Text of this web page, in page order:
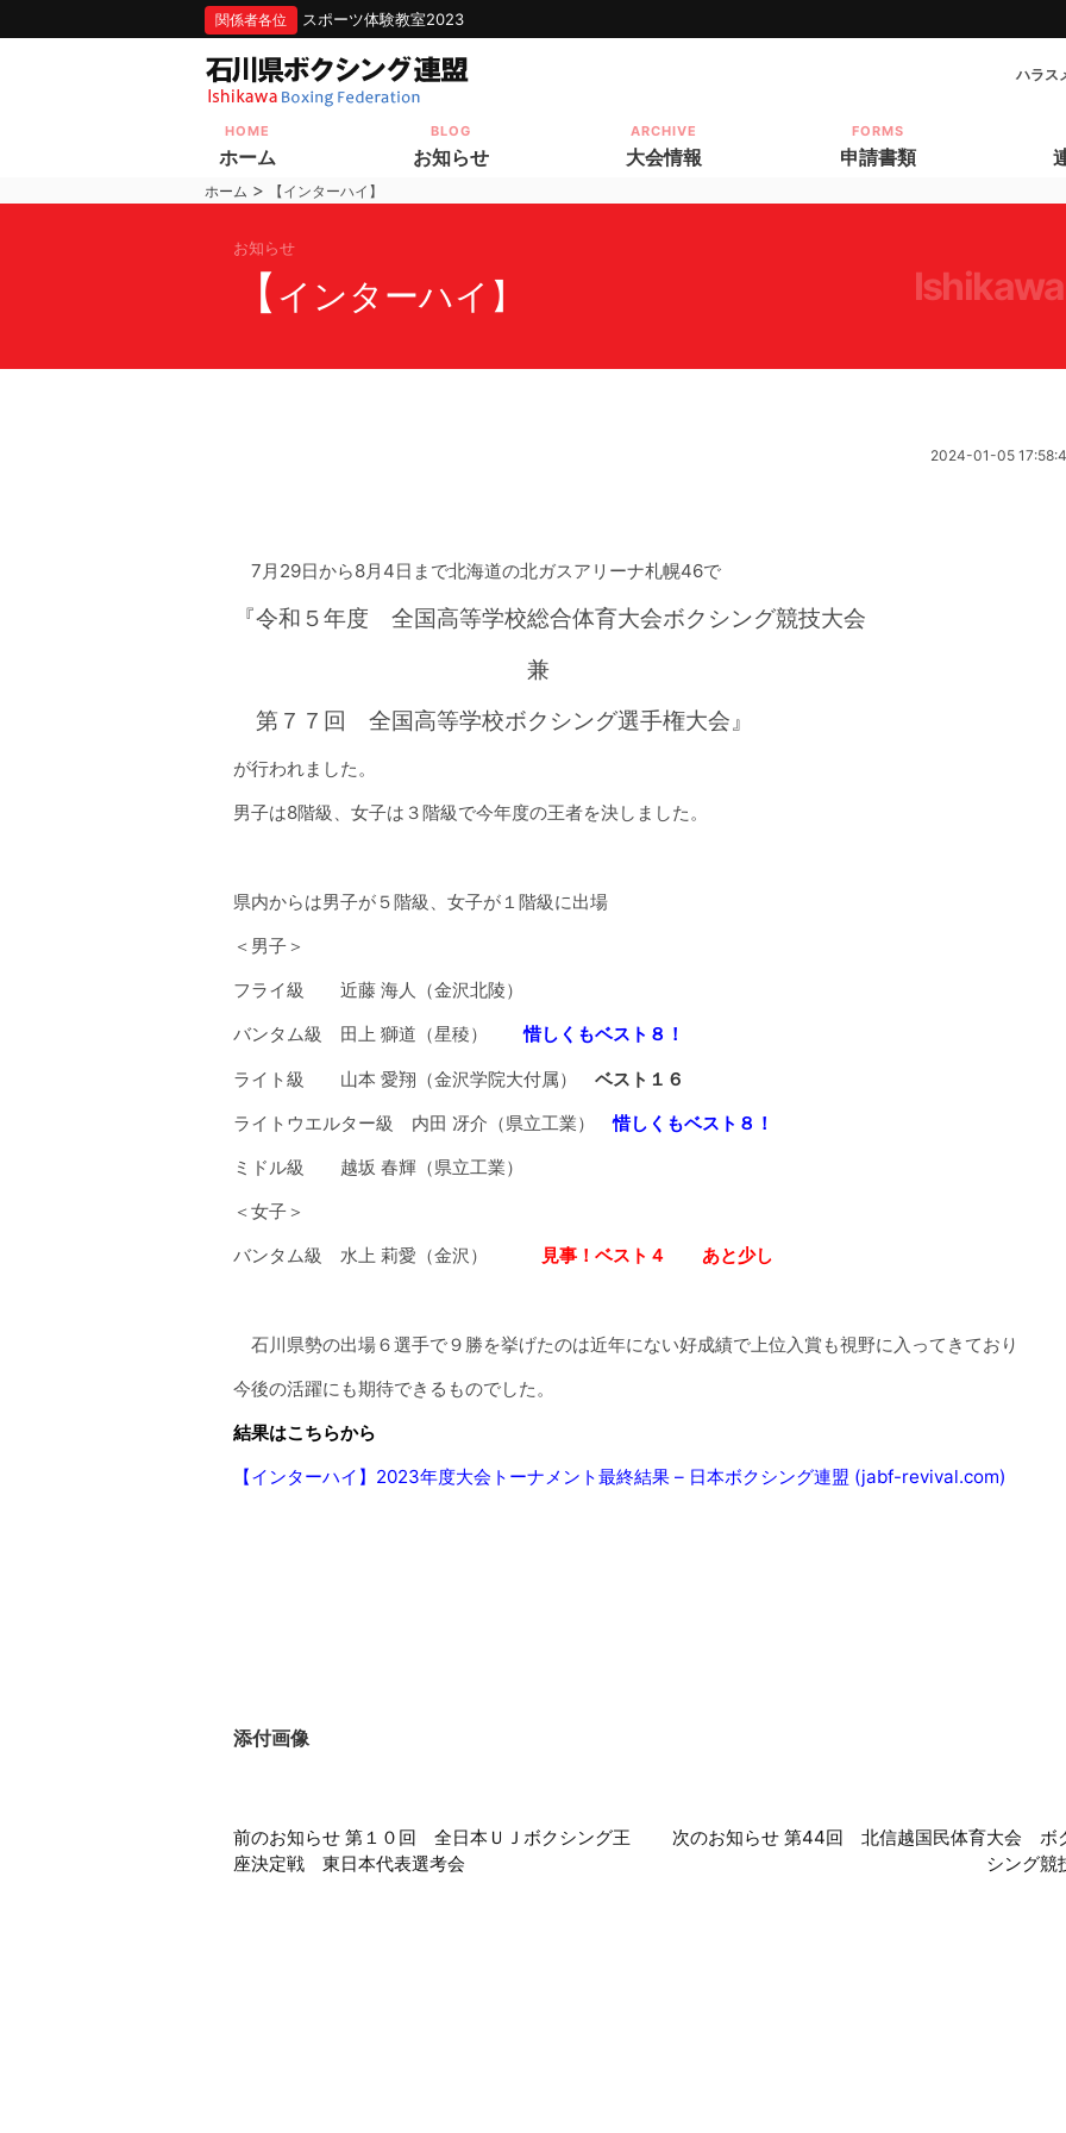
関係者各位 スポーツ体験教室2023
ハラス
HOME
ホーム
BLOG
お知らせ
ARCHIVE
大会情報
FORMS
申請書類
ホーム > 【インターハイ】
お知らせ
【 インターハイ】
2024-01-05
7月29日から8月4日まで北海道の北ガスアリーナ札幌46で
『令和５年度 全国高等学校総合体育大会ボクシング競技大会
兼
第７７回 全国高等学校ボクシング選手権大会』
が行われました。
男子は8階級、女子は３階級で今年度の王者を決しました。
県内からは男子が５階級、女子が１階級に出場
＜男子＞
フライ級 近藤 海人（金沢北陵）
バンタム級 田上 獅道（星稜）惜しくもベスト８！
ライト級 山本 愛翔（金沢学院大付属） ベスト１６
ライトウエルター級 内田 冴介（県立工業）惜しくもベスト８！
ミドル級 越坂 春輝（県立工業）
＜女子＞
バンタム級 水上 莉愛（金沢）
見事！ベスト４ あと少し
石川県勢の出場６選手で９勝を挙げたのは近年にない好成績で上位入賞も視野に入ってきており
今後の活躍にも期待できるものでした。
結果はこちらから
【インターハイ】2023年度大会トーナメント最終結果 – 日本ボクシング連盟 (jabf-revival.com)
添付画像
後
の
前のお知らせ 第１０回 全日本ＵＪボクシング王
座決定戦 東日本代表選考会
次のお知らせ 第44回 北信越国民体育大会 ボ
シング競